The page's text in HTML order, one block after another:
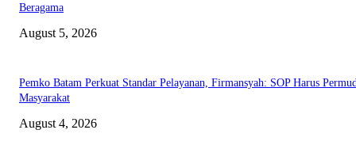
Beragama
August 5, 2026
Pemko Batam Perkuat Standar Pelayanan, Firmansyah: SOP Harus
Masyarakat
August 4, 2026